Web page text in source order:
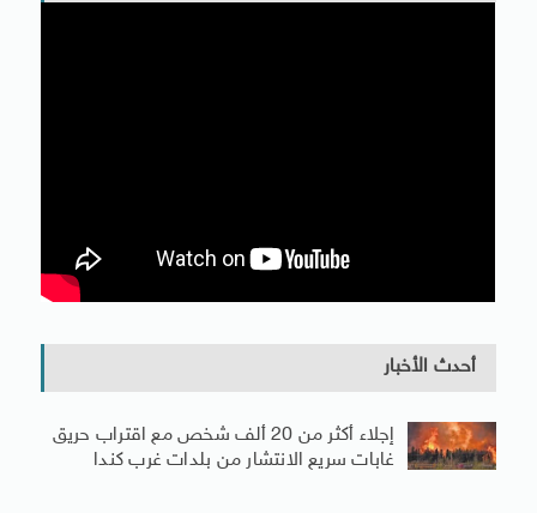
أحدث الأخبار
إجلاء أكثر من 20 ألف شخص مع اقتراب حريق
غابات سريع الانتشار من بلدات غرب كندا